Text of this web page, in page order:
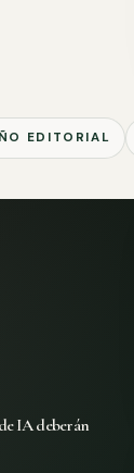
EDITORIAL
IA deberán